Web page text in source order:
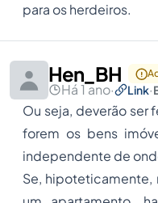
para os herdeiros.
Hen_BH
Há 1 ano· Link·
Ou seja, deverão ser
forem os bens
independente de
Se, hipoteticamente,